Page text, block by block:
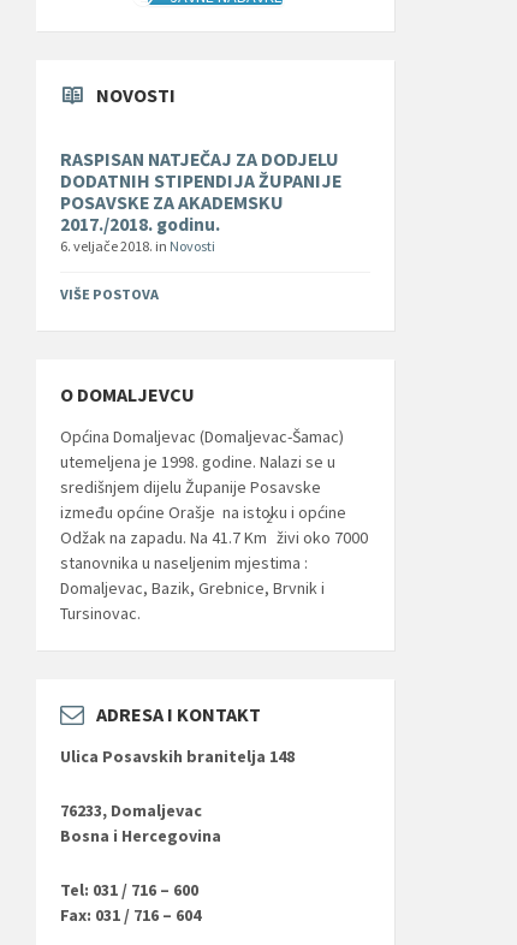
NOVOSTI
RASPISAN NATJEČAJ ZA DODJELU
DODATNIH STIPENDIJA ŽUPANIJE
POSAVSKE ZA AKADEMSKU
2017./2018. godinu.
6. veljače 2018. in Novosti
VIŠE POSTOVA
O DOMALJEVCU
Općina Domaljevac (Domaljevac-Šamac)
utemeljena je 1998. godine. Nalazi se u
središnjem dijelu Županije Posavske
između općine Orašje na istoku i općine
Odžak na zapadu. Na 41.7 Km
2
živi oko 7000
stanovnika u naseljenim mjestima :
Domaljevac, Bazik, Grebnice, Brvnik i
Tursinovac.
ADRESA I KONTAKT
Ulica Posavskih branitelja 148
76233, Domaljevac
Bosna i Hercegovina
Tel: 031 / 716 – 600
Fax: 031 / 716 – 604